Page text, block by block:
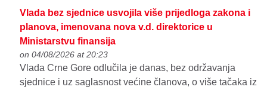
Vlada bez sjednice usvojila više prijedloga zakona i
planova, imenovana nova v.d. direktorice u
Ministarstvu finansija
on 04/08/2026 at 20:23
Vlada Crne Gore odlučila je danas, bez održavanja
sjednice i uz saglasnost većine članova, o više tačaka iz